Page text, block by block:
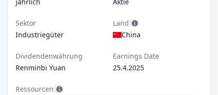
Sektor
Industriegüter
Land
China
Dividendenwährung
Renminbi Yuan
Earnings Date
25.4.2025
Ressourcen